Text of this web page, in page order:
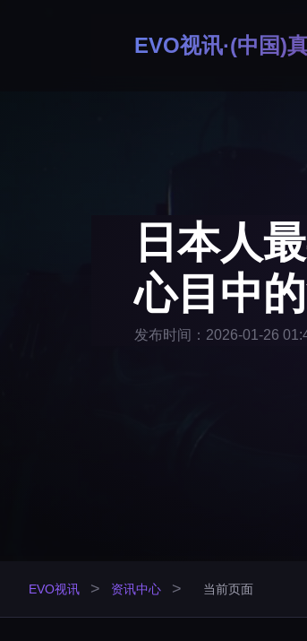
EVO视讯·(中国)
日本人
心目中
发布时间：2026-01-26
EVO视讯 > 资讯中心 > 当前页面